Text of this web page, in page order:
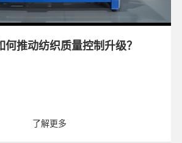
何推动纺织质量控制升级？
了解更多